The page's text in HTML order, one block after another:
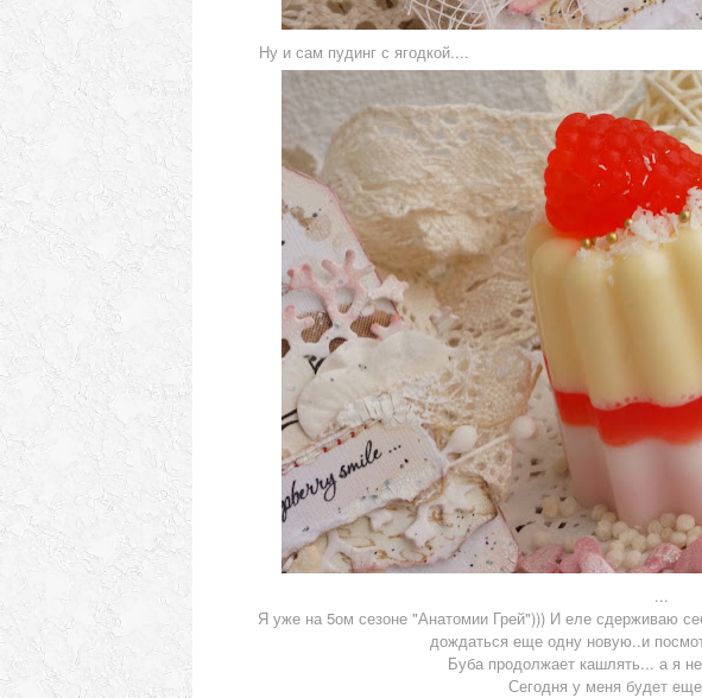
Ну и сам пудинг с ягодкой....
...
Я уже на 5ом сезоне "Анатомии Грей"))) И еле сдерживаю
дождаться еще одну новую..и
Буба продолжает кашлять... а я
Сегодня у меня будет